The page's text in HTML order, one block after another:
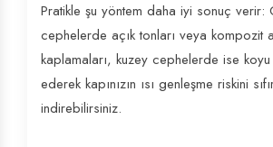
Pratikle şu yöntem daha iyi sonuç verir:
cephelerde açık tonları veya kompozit
kaplamaları, kuzey cephelerde ise koyu
ederek kapınızın ısı genleşme riskini
indirebilirsiniz.